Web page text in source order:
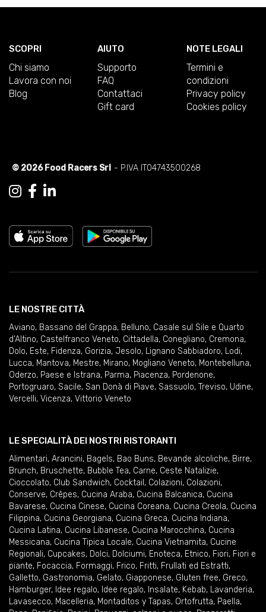
SCOPRI
Chi siamo
Lavora con noi
Blog
AIUTO
Supporto
FAQ
Contattaci
Gift card
NOTE LEGALI
Termini e
condizioni
Privacy policy
Cookies policy
© 2026 Food Racers Srl - P.IVA IT04743500268
LE NOSTRE CITTÀ
Aviano, Bassano del Grappa, Belluno, Casale sul Sile e Quarto
d'Altino, Castelfranco Veneto, Cittadella, Conegliano, Cremona,
Dolo, Este, Fidenza, Gorizia, Jesolo, Lignano Sabbiadoro, Lodi,
Lucca, Mantova, Mestre, Mirano, Mogliano Veneto, Montebelluna,
Oderzo, Paese e Istrana, Parma, Piacenza, Pordenone,
Portogruaro, Sacile, San Donà di Piave, Sassuolo, Treviso, Udine,
Vercelli, Vicenza, Vittorio Veneto
LE SPECIALITÀ DEI NOSTRI RISTORANTI
Alimentari, Arancini, Bagels, Bao Buns, Bevande alcoliche, Birre,
Brunch, Bruschette, Bubble Tea, Carne, Ceste Natalizie,
Cioccolato, Club Sandwich, Cocktail , Colazioni, Colazioni,
Conserve, Crêpes, Cucina Araba, Cucina Balcanica, Cucina
Bavarese, Cucina Cinese, Cucina Coreana, Cucina Creola, Cucina
Filippina, Cucina Georgiana, Cucina Greca, Cucina Indiana,
Cucina Latina, Cucina Libanese, Cucina Marocchina, Cucina
Messicana, Cucina Tipica Locale, Cucina Vietnamita, Cucine
Regionali, Cupcakes, Dolci, Dolciumi, Enoteca, Etnico, Fiori, Fiori e
piante, Focaccia, Formaggi, Frico, Fritti, Frullati ed Estratti,
Galletto, Gastronomia, Gelato, Giapponese, Gluten free, Greco,
Hamburger, Idee regalo, Idee regalo, Insalate, Kebab, Lavanderia,
Lavasecco, Macelleria, Montaditos y Tapas, Ortofrutta, Paella,